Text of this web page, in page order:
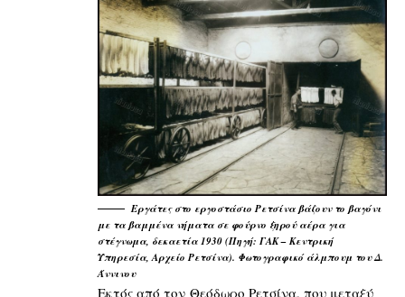
Εργάτες στο εργοστάσιο Ρετσίνα βάζουν το βαγόνι
με τα βαμμένα νήματα σε φούρνο ξηρού αέρα για
στέγνωμα, δεκαετία 1930 (Πηγή: ΓΑΚ – Κεντρική
Υπηρεσία, Αρχείο Ρετσίνα). Φωτογραφικό άλμπουμ του Δ.
Άννινου
Εκτός από τον Θεόδωρο Ρετσίνα, που μεταξύ